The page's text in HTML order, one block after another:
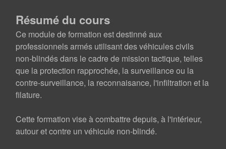
Résumé du cours
Ce module de formation est destinné aux
professionnels armés utilisant des véhicules civils
non-blindés dans le cadre de mission tactique, telles
que la protection rapprochée, la surveillance ou la
contre-surveillance, la reconnaisance, l'infiltration et la
filature.
Cette formation vise à combattre depuis, à l'intérieur,
autour et contre un véhicule non-blindé.